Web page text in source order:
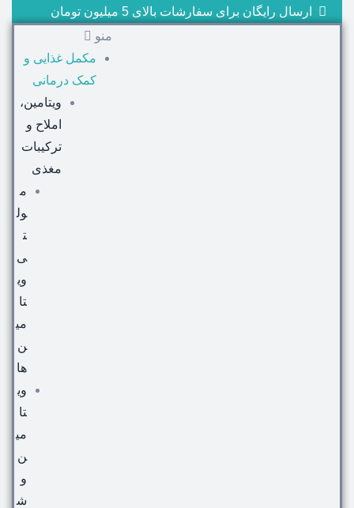
ارسال رایگان برای سفارشات بالای 5 میلیون تومان
منو
مکمل غذایی و
کمک درمانی
ویتامین،
املاح و
ترکیبات
مغذی
م
ول
ت
ی
وی
تا
می
ن
ها
وی
تا
می
ن
و
ش